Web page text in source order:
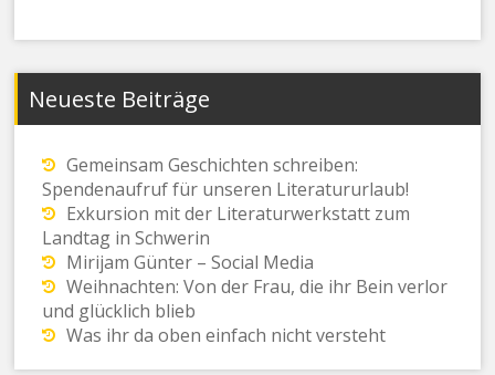
Neueste Beiträge
Gemeinsam Geschichten schreiben:
Spendenaufruf für unseren Literatururlaub!
Exkursion mit der Literaturwerkstatt zum
Landtag in Schwerin
Mirijam Günter – Social Media
Weihnachten: Von der Frau, die ihr Bein verlor
und glücklich blieb
Was ihr da oben einfach nicht versteht